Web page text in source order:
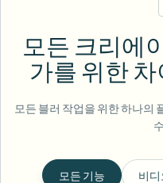
모든 크리에
가를 위한
모든 블러 작업을 위한 하나의
모든 기능 비디